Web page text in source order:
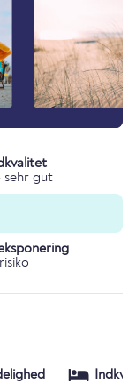
sehr gut